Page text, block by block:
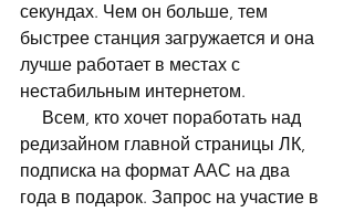
секундах. Чем он больше, тем
быстрее станция загружается и она
лучше работает в местах с
нестабильным интернетом.
редизайном главной страницы ЛК,
подписка на формат ААС на два
года в подарок. Запрос на участие в